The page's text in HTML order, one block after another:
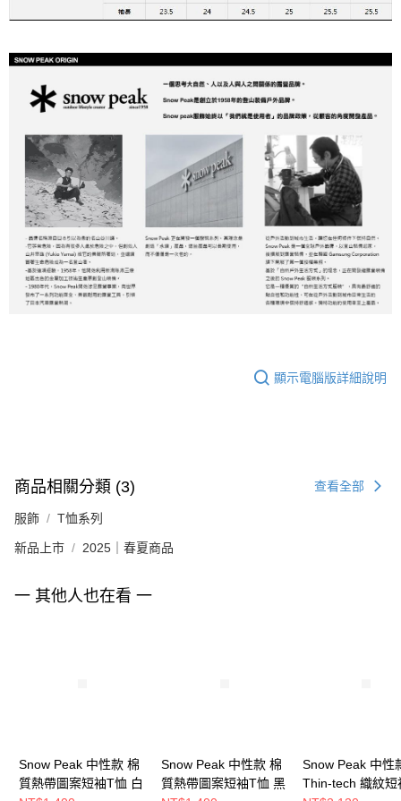
顯示電腦版詳細說明
商品相關分類 (3) 查看全部
服飾 T恤系列
新品上市 2025｜春夏商品
一 其他人也在看 一
Snow Peak 中性款 棉
質熱帶圖案短袖T恤 白
Snow Peak 中性款 棉
質熱帶圖案短袖T恤 黑
Snow Peak 中性
Thin-tech 織紋短